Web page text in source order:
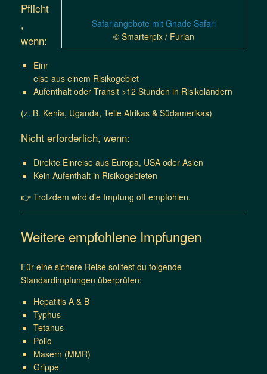
Safariangebote mit Gnade Safari
© Smarterpix / Furian
Pflicht
,
wenn:
Einr
eise aus einem Risikogebiet
Aufenthalt oder Transit >12 Stunden in Risikoländern
(z. B. Kenia, Uganda, Teile Afrikas & Südamerikas)
Nicht erforderlich, wenn:
Direkte Einreise aus Europa, USA oder Asien
Kein Aufenthalt in Risikogebieten
👉 Trotzdem wird die Impfung oft empfohlen.
Weitere empfohlene Impfungen
Für eine sichere Reise solltest du folgende
Standardimpfungen überprüfen:
Hepatitis A & B
Typhus
Tetanus
Polio
Masern (MMR)
Grippe